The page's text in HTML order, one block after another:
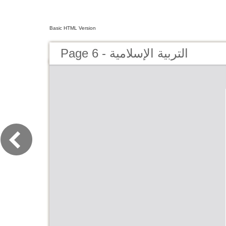
Basic HTML Version
Page 6 - التربية الإسلامية